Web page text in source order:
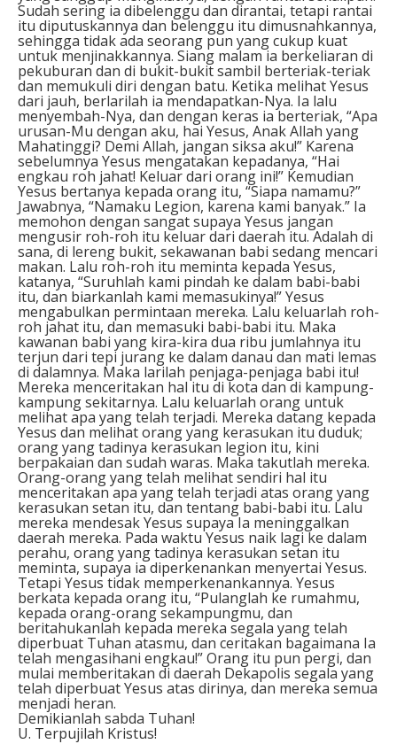
Sudah sering ia dibelenggu dan dirantai, tetapi rantai
itu diputuskannya dan belenggu itu dimusnahkannya,
sehingga tidak ada seorang pun yang cukup kuat
untuk menjinakkannya. Siang malam ia berkeliaran di
pekuburan dan di bukit-bukit sambil berteriak-teriak
dan memukuli diri dengan batu. Ketika melihat Yesus
dari jauh, berlarilah ia mendapatkan-Nya. Ia lalu
menyembah-Nya, dan dengan keras ia berteriak, “Apa
urusan-Mu dengan aku, hai Yesus, Anak Allah yang
Mahatinggi? Demi Allah, jangan siksa aku!” Karena
sebelumnya Yesus mengatakan kepadanya, “Hai
engkau roh jahat! Keluar dari orang ini!” Kemudian
Yesus bertanya kepada orang itu, “Siapa namamu?”
Jawabnya, “Namaku Legion, karena kami banyak.” Ia
memohon dengan sangat supaya Yesus jangan
mengusir roh-roh itu keluar dari daerah itu. Adalah di
sana, di lereng bukit, sekawanan babi sedang mencari
makan. Lalu roh-roh itu meminta kepada Yesus,
katanya, “Suruhlah kami pindah ke dalam babi-babi
itu, dan biarkanlah kami memasukinya!” Yesus
mengabulkan permintaan mereka. Lalu keluarlah roh-
roh jahat itu, dan memasuki babi-babi itu. Maka
kawanan babi yang kira-kira dua ribu jumlahnya itu
terjun dari tepi jurang ke dalam danau dan mati lemas
di dalamnya. Maka larilah penjaga-penjaga babi itu!
Mereka menceritakan hal itu di kota dan di kampung-
kampung sekitarnya. Lalu keluarlah orang untuk
melihat apa yang telah terjadi. Mereka datang kepada
Yesus dan melihat orang yang kerasukan itu duduk;
orang yang tadinya kerasukan legion itu, kini
berpakaian dan sudah waras. Maka takutlah mereka.
Orang-orang yang telah melihat sendiri hal itu
menceritakan apa yang telah terjadi atas orang yang
kerasukan setan itu, dan tentang babi-babi itu. Lalu
mereka mendesak Yesus supaya Ia meninggalkan
daerah mereka. Pada waktu Yesus naik lagi ke dalam
perahu, orang yang tadinya kerasukan setan itu
meminta, supaya ia diperkenankan menyertai Yesus.
Tetapi Yesus tidak memperkenankannya. Yesus
berkata kepada orang itu, “Pulanglah ke rumahmu,
kepada orang-orang sekampungmu, dan
beritahukanlah kepada mereka segala yang telah
diperbuat Tuhan atasmu, dan ceritakan bagaimana Ia
telah mengasihani engkau!” Orang itu pun pergi, dan
mulai memberitakan di daerah Dekapolis segala yang
telah diperbuat Yesus atas dirinya, dan mereka semua
menjadi heran.
Demikianlah sabda Tuhan!
U. Terpujilah Kristus!